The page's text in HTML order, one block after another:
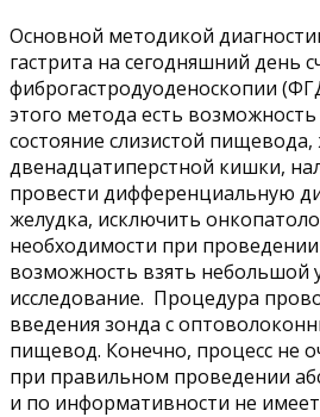
Основной методикой
гастрита на сегодняшний день
фиброгастродуоденоскопии
этого метода есть
состояние слизистой пищевода,
двенадцатиперстной кишки,
провести дифференциальную
желудка, исключить
необходимости при
возможность взять небольшой
исследование. Процедура
введения зонда с
пищевод. Конечно, процесс не
при правильном проведении
и по информативности не